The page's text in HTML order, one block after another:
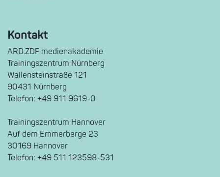
Kontakt
ARD.ZDF medienakademie
Trainingszentrum Nürnberg
Wallensteinstraße 121
90431 Nürnberg
Telefon: +49 911 9619-0
Trainingszentrum Hannover
Auf dem Emmerberge 23
30169 Hannover
Telefon: +49 511 123598-531